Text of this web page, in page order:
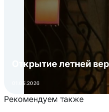
Открытие летней
01.05.2026
Рекомендуем также